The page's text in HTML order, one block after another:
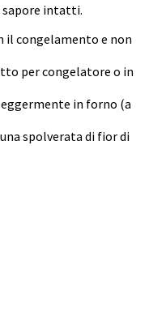
sapore intatti.
il congelamento e non
per congelatore o in
in forno (a
spolverata di fior di